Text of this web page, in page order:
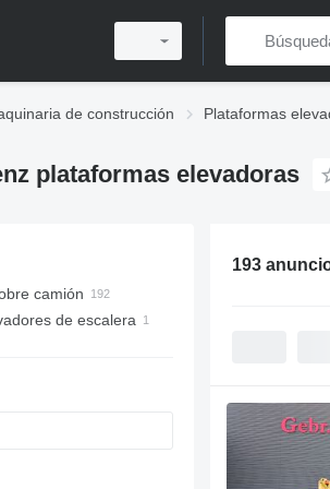
de construcción Plataformas
plataformas elevadoras
camión
de escalera
193